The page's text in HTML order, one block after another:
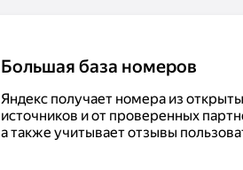
Большая база номеров
Яндекс получает номера из
источников и от проверенных
а также учитывает отзывы